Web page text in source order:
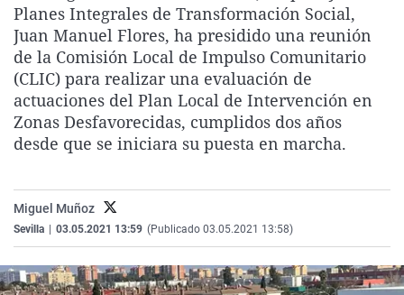
La rosa de los vientos
Gente viajera
Como el perro y el
Caso
Retornados
Equipo de
Operación Viuda
Extremadura
Galicia
La Rioja
Navarra
País Vasco
Virales
Televisión
Elecciones
Planes Integrales de Transformación Social,
Juan Manuel Flores, ha presidido una reunión
de la Comisión Local de Impulso Comunitario
(CLIC) para realizar una evaluación de
actuaciones del Plan Local de Intervención en
Zonas Desfavorecidas, cumplidos dos años
desde que se iniciara su puesta en marcha.
Miguel Muñoz
Sevilla 03.05.2021 13:59 (Publicado 03.05.2021 13:58)